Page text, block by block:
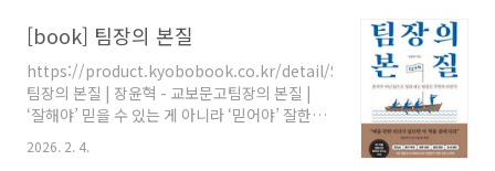
리매우 작은 용량최소한의 기능임베디드와 컨테
이너에 최적화왜 BusyBox가 필요할까일반적인
리눅스 배포판에서는 coreutils, procps, util-
linux 같은 패키지가 이미 설치돼 있다.하지만 모
든 환경이 그런 건 아니다.컨테이너 이미지 크기
를 극도로 줄이고 싶을 때initramfs, rescue
[book] 팀장의 본질
https://product.kyobobook.co.kr/detail/S000200086334
팀장의 본질 | 장윤혁 - 교보문고팀장의 본질 |
‘잘해야’ 믿을 수 있는 게 아니라 ‘믿어야’ 잘한다
법유능한 업무 능력으로 회사에서 인정받아 남들
2026. 2. 4.